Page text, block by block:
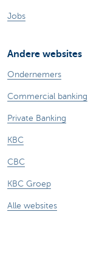
Jobs
Andere websites
Ondernemers
Commercial banking
Private Banking
KBC
CBC
KBC Groep
Alle websites